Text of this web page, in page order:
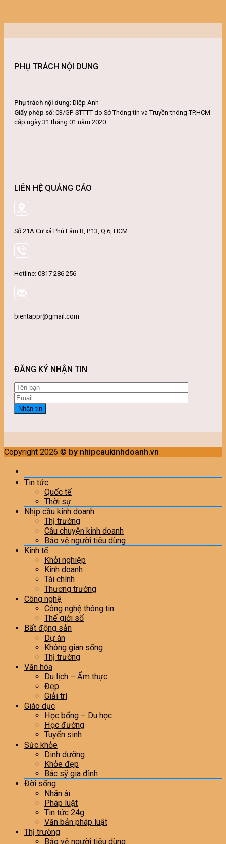
PHỤ TRÁCH NỘI DUNG
Phụ trách nội dung: Diệp Anh
Giấy phép số: 03/GP-STTTT do Sở Thông tin và Truyền thông TP.HCM
cấp ngày 31 tháng 01 năm 2020.
LIÊN HỆ QUẢNG CÁO
Số 21A Cư xá Phú Lâm B, P.13, Q.6, HCM
Hotline: 0817 286 256
bientappr@gmail.com
ĐĂNG KÝ NHẬN TIN
Copyright 2026 © by nhipcaukinhdoanh.vn
Tin tức
Quốc tế
Thời sự
Nhịp cầu kinh doanh
Thị trường
Câu chuyện kinh doanh
Bảo vệ người tiêu dùng
Kinh tế
Khởi nghiệp
Kinh doanh
Tài chính
Thương trường
Công nghệ
Công nghệ thông tin
Thế giới số
Bất động sản
Dự án
Không gian sống
Thị trường
Văn hóa
Du lịch – Ẩm thực
Đẹp
Giải trí
Giáo dục
Học bổng – Du học
Học đường
Tuyển sinh
Sức khỏe
Dinh dưỡng
Khỏe đẹp
Bác sỹ gia đình
Đời sống
Nhân ái
Pháp luật
Tin tức 24g
Văn bản pháp luật
Thị trường
Bảo vệ người tiêu dùng